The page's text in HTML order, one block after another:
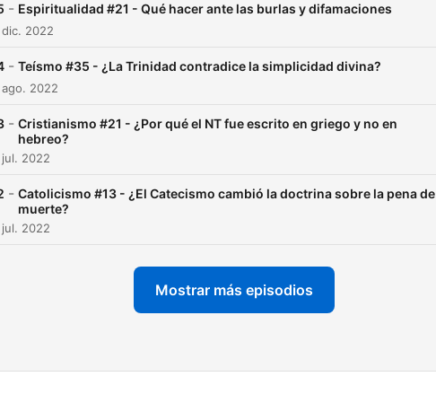
- Espiritualidad #21 - Qué hacer ante las burlas y difamaciones
2022
- Teísmo #35 - ¿La Trinidad contradice la simplicidad divina?
2022
- Cristianismo #21 - ¿Por qué el NT fue escrito en griego y no en
hebreo?
2022
- Catolicismo #13 - ¿El Catecismo cambió la doctrina sobre la pena de
muerte?
2022
Mostrar más episodios